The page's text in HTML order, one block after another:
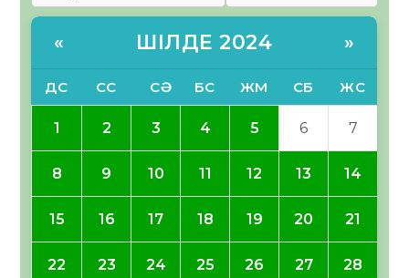
« ШІЛДЕ 2024 »
ДС СС СӘ БС ЖМ СБ ЖС
1 2 3 4 5 6 7
8 9 10 11 12 13 14
15 16 17 18 19 20 21
22 23 24 25 26 27 28